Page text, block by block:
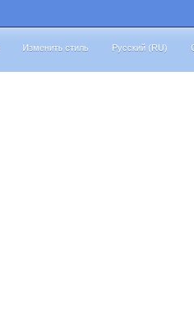
Изменить стиль Русский (RU)